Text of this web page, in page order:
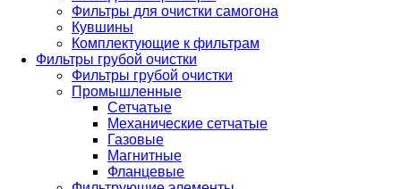
Фильтры для очистки самогона
Кувшины
Комплектующие к фильтрам
Фильтры грубой очистки
Фильтры грубой очистки
Промышленные
Сетчатые
Механические сетчатые
Газовые
Магнитные
Фланцевые